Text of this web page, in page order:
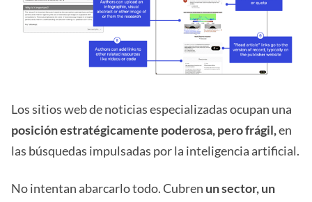
Los sitios web de noticias especializadas ocupan una
posición estratégicamente poderosa, pero frágil,en
las búsquedas impulsadas por la inteligencia artificial.
No intentan abarcarlo todo. Cubren un sector, un